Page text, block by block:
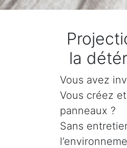
la
Vous avez
Vous créez
panneaux ?
Sans